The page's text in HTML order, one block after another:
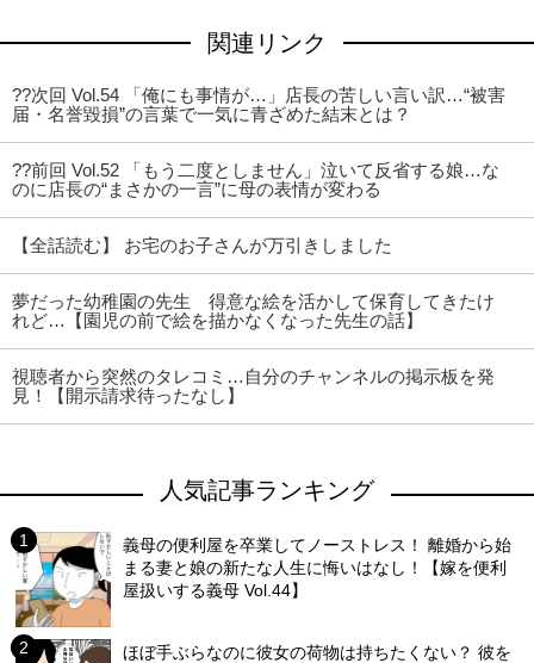
関連リンク
??次回 Vol.54 「俺にも事情が…」店長の苦しい言い訳…“被害
届・名誉毀損”の言葉で一気に青ざめた結末とは？
??前回 Vol.52 「もう二度としません」泣いて反省する娘…な
のに店長の“まさかの一言”に母の表情が変わる
【全話読む】 お宅のお子さんが万引きしました
夢だった幼稚園の先生 得意な絵を活かして保育してきたけ
れど…【園児の前で絵を描かなくなった先生の話】
視聴者から突然のタレコミ…自分のチャンネルの掲示板を発
見！【開示請求待ったなし】
人気記事ランキング
義母の便利屋を卒業してノーストレス！ 離婚から始
まる妻と娘の新たな人生に悔いはなし！【嫁を便利
屋扱いする義母 Vol.44】
ほぼ手ぶらなのに彼女の荷物は持ちたくない？ 彼を